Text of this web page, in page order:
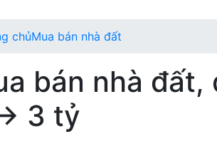
chủMua bán nhà đất
bán nhà đất,
3 tỷ